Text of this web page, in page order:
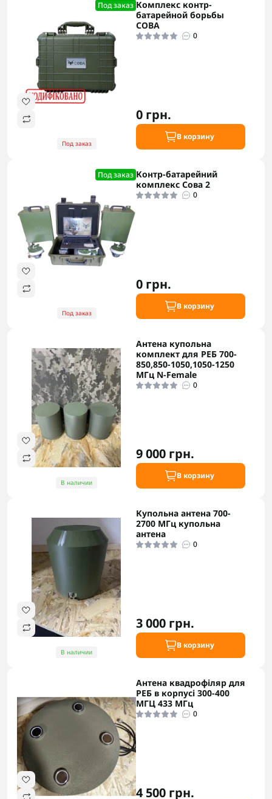
Под заказ
Под заказ
Комплекс контр-
батарейной борьбы
СОВА
0
0 грн.
В корзину
Под заказ
Под заказ
Контр-батарейний
комплекс Сова 2
0
0 грн.
В корзину
В наличии
Антена купольна
комплект для РЕБ 700-
850,850-1050,1050-1250
МГц N-Female
0
9 000 грн.
В корзину
В наличии
Купольна антена 700-
2700 МГц купольна
антена
0
3 000 грн.
В корзину
Антена квадрофіляр для
РЕБ в корпусі 300-400
МГЦ 433 МГц
0
4 500 грн.